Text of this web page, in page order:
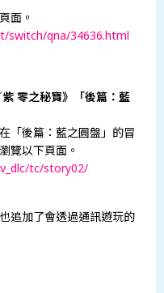
面。
switch/qna/34636.html
零之秘寶》「後篇：藍
「後篇：藍之圓盤」的冒
覽以下頁面。
tc/story02/
追加了會透過通訊遊玩的